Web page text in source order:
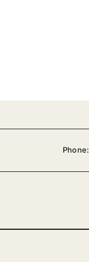
Phone: